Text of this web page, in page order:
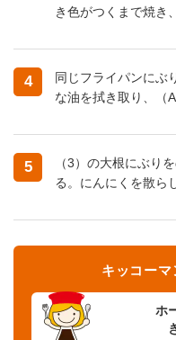
き色がつくまで焼き
4
同じフライパンにぶ
な油を拭き取り、（
5
（3）の大根にぶり
る。にんにくを散ら
ホ
キッコーマ